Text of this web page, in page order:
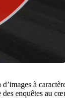
à
des enquêtes au